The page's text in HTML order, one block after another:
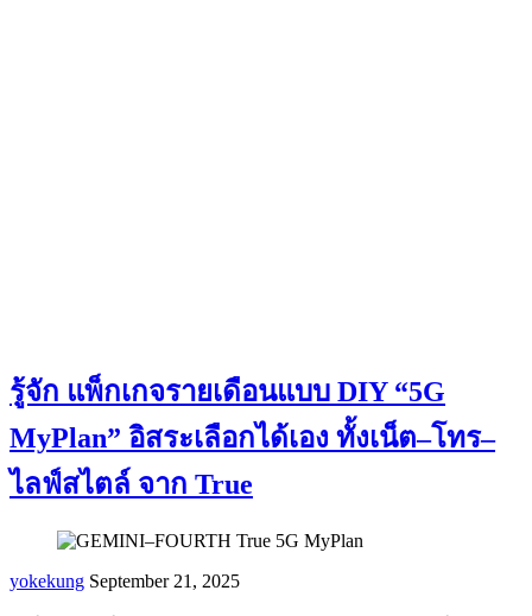
รู้จัก แพ็กเกจรายเดือนแบบ DIY “5G
MyPlan” อิสระเลือกได้เอง ทั้งเน็ต–โทร–
ไลฟ์สไตล์ จาก True
yokekung September 21, 2025